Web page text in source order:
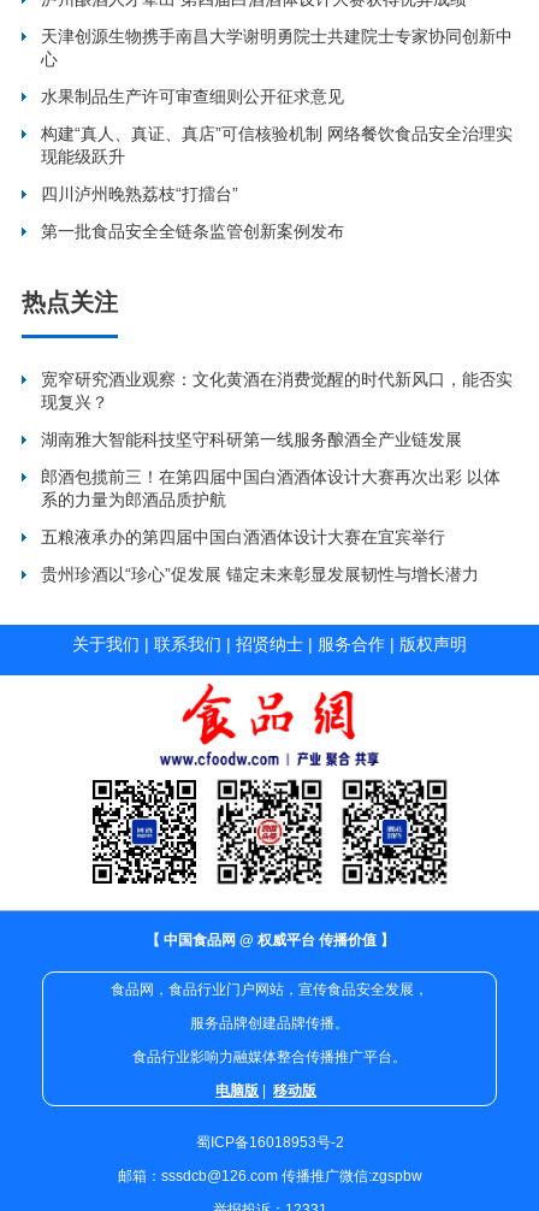
天津创源生物携手南昌大学谢明勇院士共建院士专家协同创新中
心
水果制品生产许可审查细则公开征求意见
构建“真人、真证、真店”可信核验机制 网络餐饮食品安全治理实
现能级跃升
四川泸州晚熟荔枝“打擂台”
第一批食品安全全链条监管创新案例发布
热点关注
宽窄研究酒业观察：文化黄酒在消费觉醒的时代新风口，能否实
现复兴？
湖南雅大智能科技坚守科研第一线服务酿酒全产业链发展
郎酒包揽前三！在第四届中国白酒酒体设计大赛再次出彩 以体
系的力量为郎酒品质护航
五粮液承办的第四届中国白酒酒体设计大赛在宜宾举行
贵州珍酒以“珍心”促发展 锚定未来彰显发展韧性与增长潜力
关于我们 | 联系我们 | 招贤纳士 | 服务合作 | 版权声明
【 中国食品网 @ 权威平台 传播价值 】
食品网，食品行业门户网站，宣传食品安全发展，
服务品牌创建品牌传播。
食品行业影响力融媒体整合传播推广平台。
电脑版
移动版
蜀ICP备16018953号-2
邮箱：sssdcb@126.com 传播推广微信:zgspbw